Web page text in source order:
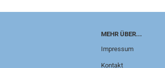
MEHR ÜBER...
Impressum
Kontakt